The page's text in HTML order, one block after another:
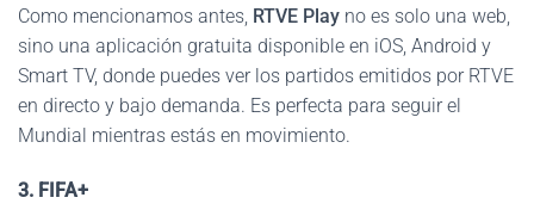
Como mencionamos antes, RTVE Play no es solo una web,
sino una aplicación gratuita disponible en iOS, Android y
Smart TV, donde puedes ver los partidos emitidos por RTVE
en directo y bajo demanda. Es perfecta para seguir el
Mundial mientras estás en movimiento.
3. FIFA+